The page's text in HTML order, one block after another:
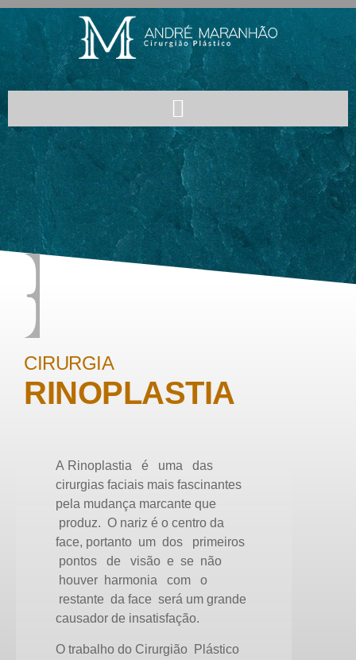
CIRURGIA
RINOPLASTIA
A Rinoplastia é uma das
cirurgias faciais mais fascinantes
pela mudança marcante que
produz. O nariz é o centro da
face, portanto um dos primeiros
pontos de visão e se não
houver harmonia com o
restante da face será um grande
causador de insatisfação.
O trabalho do Cirurgião Plástico